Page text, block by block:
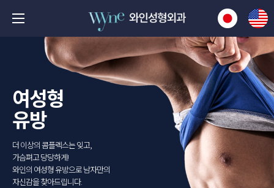
여성형
유방
더 이상의 콤플렉스는 잊고,
가슴펴고 당당하게!
와인의 여성형 유방으로 남자만의
자신감을 찾아드립니다.